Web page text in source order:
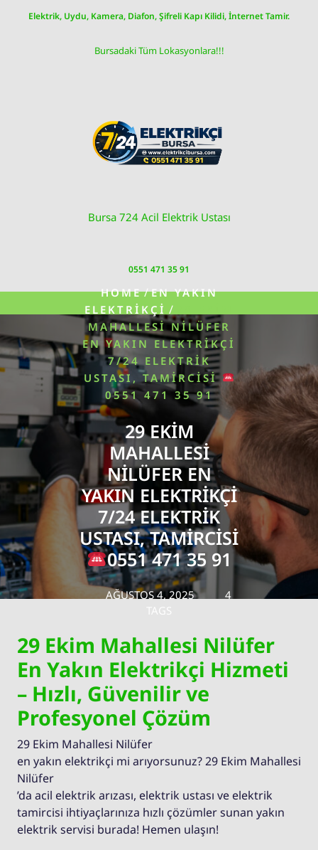
Elektrik, Uydu, Kamera, Diafon, Şifreli Kapı Kilidi, İnternet Tamir.
Bursadaki Tüm Lokasyonlara!!!
Bursa 724 Acil Elektrik Ustası
0551 471 35 91
HOME/EN YAKIN
ELEKTRIKÇI /
MAHALLESI NILÜFER
EN YAKIN ELEKTRIKÇI
7/24 ELEKTRIK
USTASI, TAMIRCISI
0551 471 35 91
29 EKIM
MAHALLESI
NILÜFER EN
YAKIN ELEKTRIKÇI
7/24 ELEKTRIK
USTASI, TAMIRCISI
0551 471 35 91
AĞUSTOS 4, 2025
4
TAGS
29 Ekim Mahallesi Nilüfer
En Yakın Elektrikçi Hizmeti
– Hızlı, Güvenilir ve
Profesyonel Çözüm
29 Ekim Mahallesi Nilüfer
en yakın elektrikçi mi arıyorsunuz? 29 Ekim Mahallesi
Nilüfer
’da acil elektrik arızası, elektrik ustası ve elektrik
tamircisi ihtiyaçlarınıza hızlı çözümler sunan yakın
elektrik servisi burada! Hemen ulaşın!